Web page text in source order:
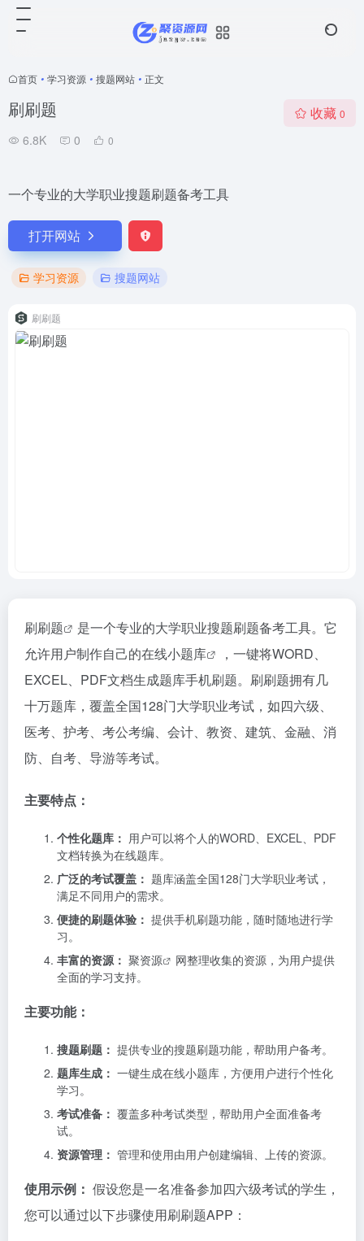
首页 • 学习资源 • 搜题网站 • 正文
刷刷题
6.8K 0 0
收藏 0
一个专业的大学职业搜题刷题备考工具
打开网站
学习资源 搜题网站
刷刷题
刷刷题
是一个专业的大学职业搜题刷题备考工具。它
允许用户制作自己的在线小题库
，一键将WORD、
EXCEL、PDF文档生成题库手机刷题。刷刷题拥有几
十万题库，覆盖全国128门大学职业考试，如四六级、
医考、护考、考公考编、会计、教资、建筑、金融、消
防、自考、导游等考试。
主要特点：
个性化题库： 用户可以将个人的WORD、EXCEL、PDF
文档转换为在线题库。
广泛的考试覆盖： 题库涵盖全国128门大学职业考试，
满足不同用户的需求。
便捷的刷题体验： 提供手机刷题功能，随时随地进行学
习。
丰富的资源： 聚资源
网整理收集的资源，为用户提供
全面的学习支持。
主要功能：
搜题刷题： 提供专业的搜题刷题功能，帮助用户备考。
题库生成： 一键生成在线小题库，方便用户进行个性化
学习。
考试准备： 覆盖多种考试类型，帮助用户全面准备考
试。
资源管理： 管理和使用由用户创建编辑、上传的资源。
使用示例： 假设您是一名准备参加四六级考试的学生，
您可以通过以下步骤使用刷刷题APP：